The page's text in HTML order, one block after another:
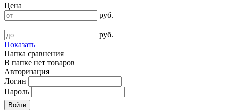
Цена
руб.
руб.
Показать
Папка сравнения
В папке нет товаров
Авторизация
Логин
Пароль
Войти